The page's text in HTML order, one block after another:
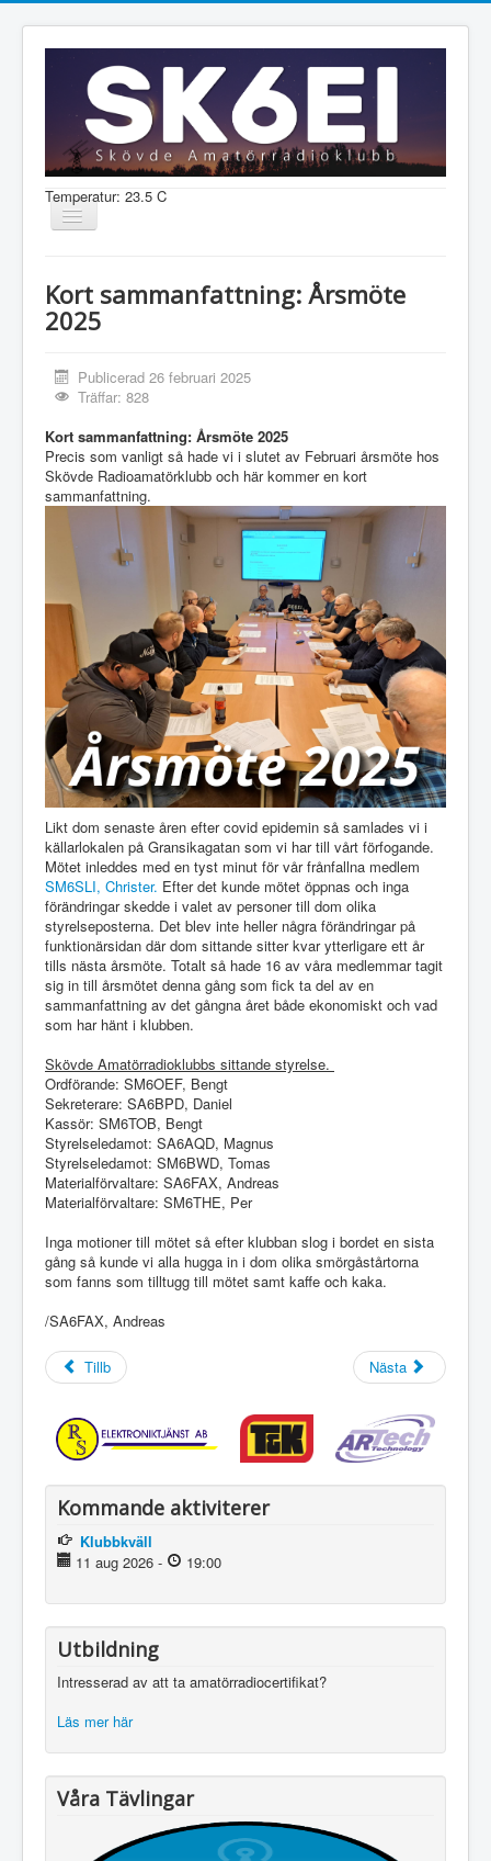
Temperatur: 23.5 C
Visa/dölj
Information
Medlem
Shop
Kort sammanfattning: Årsmöte
2025
Publicerad 26 februari 2025
Träffar: 828
Kort sammanfattning: Årsmöte 2025
Precis som vanligt så hade vi i slutet av Februari årsmöte hos
Skövde Radioamatörklubb och här kommer en kort
sammanfattning.
Likt dom senaste åren efter covid epidemin så samlades vi i
källarlokalen på Gransikagatan som vi har till vårt förfogande.
Mötet inleddes med en tyst minut för vår frånfallna medlem
SM6SLI, Christer. Efter det kunde mötet öppnas och inga
förändringar skedde i valet av personer till dom olika
styrelseposterna. Det blev inte heller några förändringar på
funktionärsidan där dom sittande sitter kvar ytterligare ett år
tills nästa årsmöte. Totalt så hade 16 av våra medlemmar tagit
sig in till årsmötet denna gång som fick ta del av en
sammanfattning av det gångna året både ekonomiskt och vad
som har hänt i klubben.
Skövde Amatörradioklubbs sittande styrelse.
Ordförande: SM6OEF, Bengt
Sekreterare: SA6BPD, Daniel
Kassör: SM6TOB, Bengt
Styrelseledamot: SA6AQD, Magnus
Styrelseledamot: SM6BWD, Tomas
Materialförvaltare: SA6FAX, Andreas
Materialförvaltare: SM6THE, Per
Inga motioner till mötet så efter klubban slog i bordet en sista
gång så kunde vi alla hugga in i dom olika smörgåstårtorna
som fanns som tilltugg till mötet samt kaffe och kaka.
/SA6FAX, Andreas
Tillb Nästa
Kommande aktiviterer
Klubbkväll
11 aug 2026 - 19:00
Utbildning
Intresserad av att ta amatörradiocertifikat?
Läs mer här
Våra Tävlingar